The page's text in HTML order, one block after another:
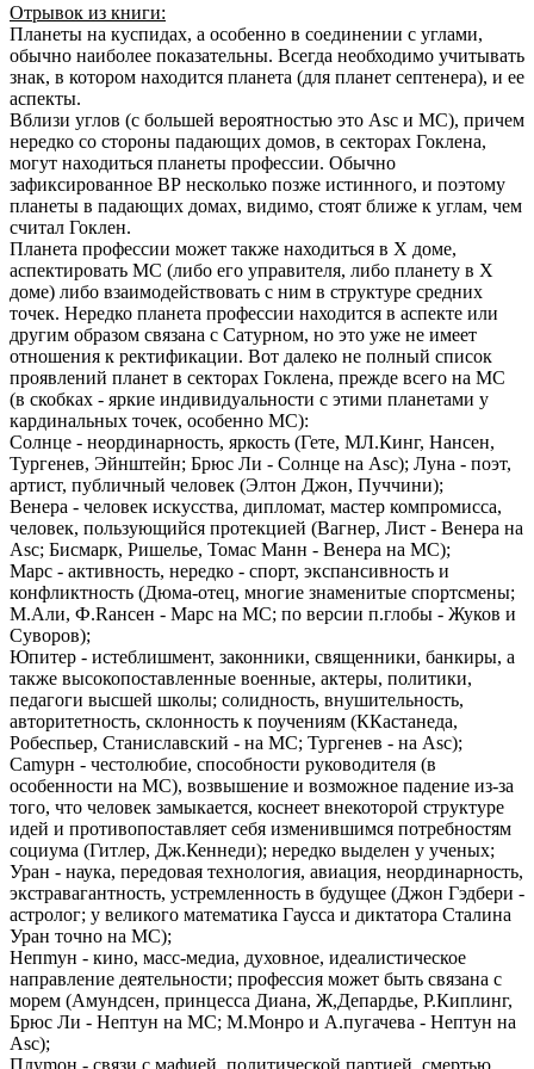
Отрывок из книги:
Планеты на куспидах, а особенно в соединении с углами,
обычно наиболее показательны. Всегда необходимо учитывать
знак, в котором находится планета (для планет септенера), и ее
аспекты.
Вблизи углов (с большей вероятностью это Asc и МС), причем
нередко со стороны падающих домов, в секторах Гоклена,
могут находиться планеты профессии. Обычно
зафиксированное ВР несколько позже истинного, и поэтому
планеты в падающих домах, видимо, стоят ближе к углам, чем
считал Гоклен.
Планета профессии может также находиться в Х доме,
аспектировать МС (либо его управителя, либо планету в Х
доме) либо взаимодействовать с ним в структуре средних
точек. Нередко планета профессии находится в аспекте или
другим образом связана с Сатурном, но это уже не имеет
отношения к ректификации. Вот далеко не полный список
проявлений планет в секторах Гоклена, прежде всего на МС
(в скобках - яркие индивидуальности с этими планетами у
кардинальных точек, особенно МС):
Солнце - неординарность, яркость (Гете, МЛ.Кинг, Нансен,
Тургенев, Эйнштейн; Брюс Ли - Солнце на Asc); Луна - поэт,
артист, публичный человек (Элтон Джон, Пуччини);
Венера - человек искусства, дипломат, мастер компромисса,
человек, пользующийся протекцией (Вагнер, Лист - Венера на
Asc; Бисмарк, Ришелье, Томас Манн - Венера на МС);
Марс - активность, нередко - спорт, экспансивность и
конфликтность (Дюма-отец, многие знаменитые спортсмены;
М.Али, Ф.Rансен - Марс на МС; по версии п.глобы - Жуков и
Суворов);
Юпитер - истеблишмент, законники, священники, банкиры, а
также высокопоставленные военные, актеры, политики,
педагоги высшей школы; солидность, внушительность,
авторитетность, склонность к поучениям (ККастанеда,
Робеспьер, Станиславский - на МС; Тургенев - на Asc);
Саmурн - честолюбие, способности руководителя (в
особенности на МС), возвышение и возможное падение из-за
того, что человек замыкается, коснеет внекоторой структуре
идей и противопоставляет себя изменившимся потребностям
социума (Гитлер, Дж.Кеннеди); нередко выделен у ученых;
Уран - наука, передовая технология, авиация, неординарность,
экстравагантность, устремленность в будущее (Джон Гэдбери -
астролог; у великого математика Гаусса и диктатора Сталина
Уран точно на МС);
Непmун - кино, масс-медиа, духовное, идеалистическое
направление деятельности; профессия может быть связана с
морем (Амундсен, принцесса Диана, Ж,Депардье, Р.Киплинг,
Брюс Ли - Нептун на МС; М.Монро и А.пугачева - Нептун на
Asc);
Плуmон - связи с мафией, политической партией, смертью,